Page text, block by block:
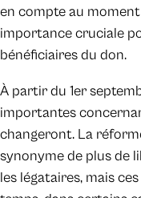
en compte au
importance cruciale
bénéficiaires du don.
À partir du 1er
importantes
changeront. La
synonyme de plus de
les légataires, mais